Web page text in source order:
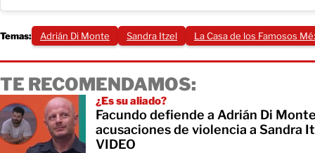
Temas: Adrián Di Monte Sandra Itzel La Casa de los Famosos
TE RECOMENDAMOS:
¿Es su aliado?
Facundo defiende a Adrián Di
acusaciones de violencia a Sandra
VIDEO